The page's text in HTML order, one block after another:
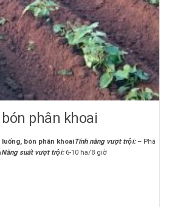
phân khoai
bón phân khoaiTính năng vượt trội:– Phá
Năng suất vượt trội:6-10 ha/8 giờ